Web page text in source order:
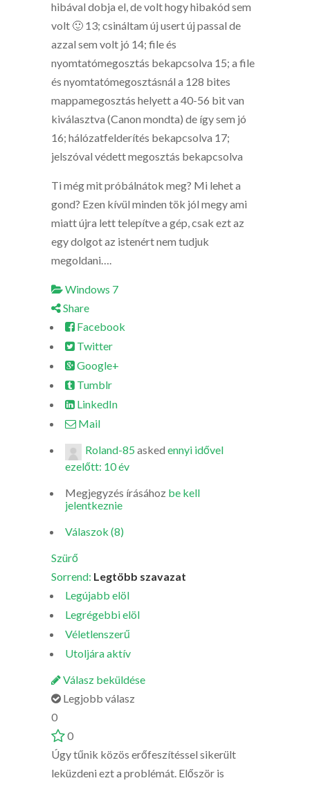
hibával dobja el, de volt hogy hibakód sem
volt 🙂 13; csináltam új usert új passal de
azzal sem volt jó 14; file és
nyomtatómegosztás bekapcsolva 15; a file
és nyomtatómegosztásnál a 128 bites
mappamegosztás helyett a 40-56 bit van
kiválasztva (Canon mondta) de így sem jó
16; hálózatfelderítés bekapcsolva 17;
jelszóval védett megosztás bekapcsolva
Ti még mit próbálnátok meg? Mi lehet a
gond? Ezen kívül minden tök jól megy ami
miatt újra lett telepítve a gép, csak ezt az
egy dolgot az istenért nem tudjuk
megoldani….
Windows 7
Share
Facebook
Twitter
Google+
Tumblr
LinkedIn
Mail
Roland-85 asked ennyi idővel
ezelőtt: 10 év
Megjegyzés írásához be kell
jelentkeznie
Válaszok (8)
Szürő
Sorrend: Legtöbb szavazat
Legújabb elöl
Legrégebbi elöl
Véletlenszerű
Utoljára aktív
Válasz beküldése
Legjobb válasz
0
0
Úgy tűnik közös erőfeszítéssel sikerült
leküzdeni ezt a problémát. Először is